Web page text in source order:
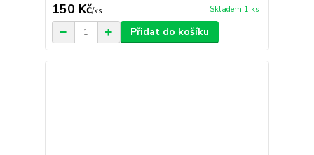
150 Kč/ks Skladem 1 ks
Přidat do košíku